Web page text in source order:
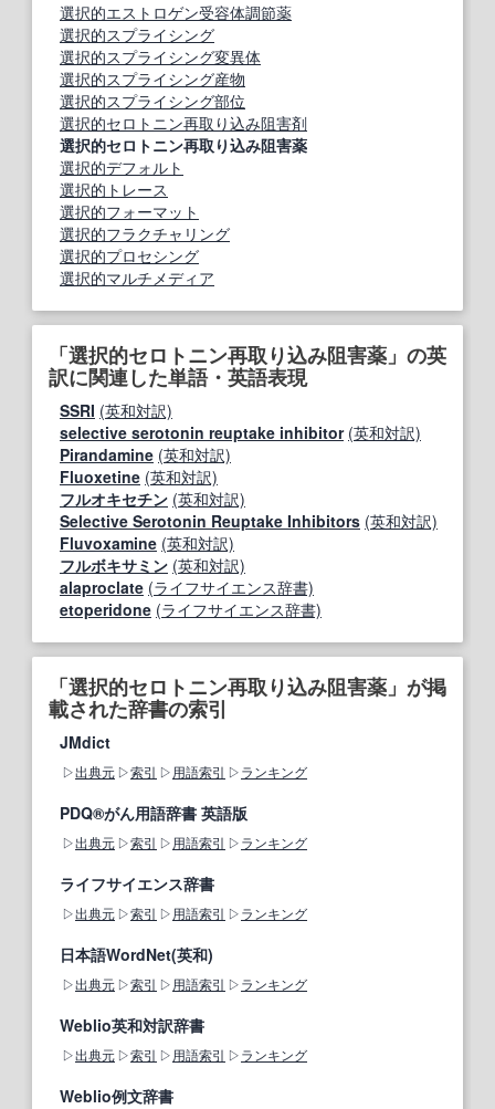
選択的エストロゲン受容体調節薬
選択的スプライシング
選択的スプライシング変異体
選択的スプライシング産物
選択的スプライシング部位
選択的セロトニン再取り込み阻害剤
選択的セロトニン再取り込み阻害薬
選択的デフォルト
選択的トレース
選択的フォーマット
選択的フラクチャリング
選択的プロセシング
選択的マルチメディア
「選択的セロトニン再取り込み阻害薬」の英
訳に関連した単語・英語表現
SSRI (英和対訳)
selective serotonin reuptake inhibitor (英和対訳)
Pirandamine (英和対訳)
Fluoxetine (英和対訳)
フルオキセチン (英和対訳)
Selective Serotonin Reuptake Inhibitors (英和対訳)
Fluvoxamine (英和対訳)
フルボキサミン (英和対訳)
alaproclate (ライフサイエンス辞書)
etoperidone (ライフサイエンス辞書)
「選択的セロトニン再取り込み阻害薬」が掲
載された辞書の索引
JMdict
出典元 索引 用語索引 ランキング
PDQ®がん用語辞書 英語版
出典元 索引 用語索引 ランキング
ライフサイエンス辞書
出典元 索引 用語索引 ランキング
日本語WordNet(英和)
出典元 索引 用語索引 ランキング
Weblio英和対訳辞書
出典元 索引 用語索引 ランキング
Weblio例文辞書